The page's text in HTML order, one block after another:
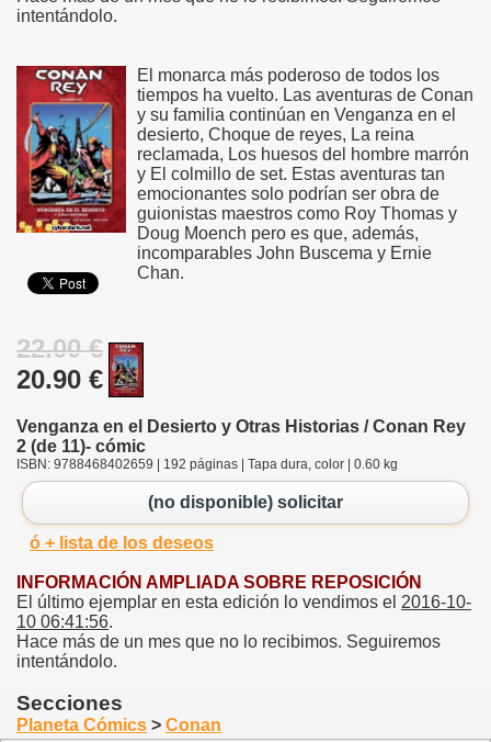
intentándolo.
El monarca más poderoso de todos los
tiempos ha vuelto. Las aventuras de Conan
y su familia continúan en Venganza en el
desierto, Choque de reyes, La reina
reclamada, Los huesos del hombre marrón
y El colmillo de set. Estas aventuras tan
emocionantes solo podrían ser obra de
guionistas maestros como Roy Thomas y
Doug Moench pero es que, además,
incomparables John Buscema y Ernie
Chan.
22.00 €
20.90 €
Venganza en el Desierto y Otras Historias / Conan Rey
2 (de 11)- cómic
ISBN: 9788468402659 | 192 páginas | Tapa dura, color | 0.60 kg
(no disponible) solicitar
ó + lista de los deseos
INFORMACIÓN AMPLIADA SOBRE REPOSICIÓN
El último ejemplar en esta edición lo vendimos el 2016-10-
10 06:41:56.
Hace más de un mes que no lo recibimos. Seguiremos
intentándolo.
Secciones
Planeta Cómics > Conan